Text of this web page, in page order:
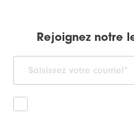
Rejoignez notre